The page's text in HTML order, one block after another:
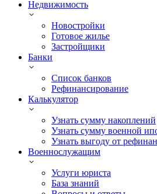
Недвижимость
Новостройки
Готовое жилье
Застройщики
Банки
Список банков
Рефинансирование
Калькулятор
Узнать сумму накоплений
Узнать сумму военной
Узнать выгоду от
Военнослужащим
Услуги юриста
База знаний